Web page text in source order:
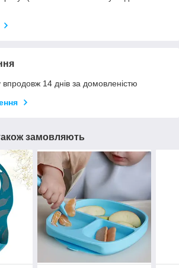
14 днів за домовленістю
замовляють